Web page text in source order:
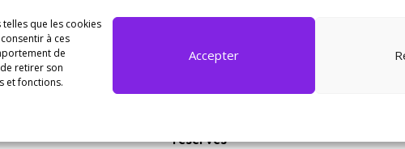
que les cookies
à ces
de
retirer son
et fonctions.
Accepter
réservés